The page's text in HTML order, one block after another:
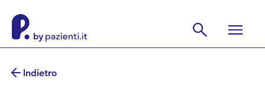
Indietro